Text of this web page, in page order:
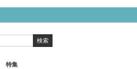
検索
特集